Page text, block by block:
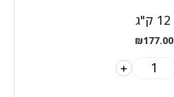
₪177.00
+